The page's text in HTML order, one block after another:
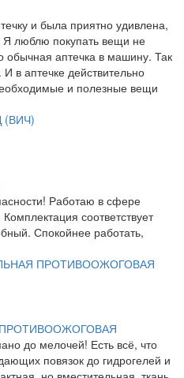
и была приятно удивлена,
люблю покупать вещи не
обычная аптечка в машину. Так
в аптечке действительно
и полезные вещи
(ВИЧ)
Работаю в сфере
соответствует
Спокойнее работать,
ПРОТИВООЖОГОВАЯ
до мелочей! Есть всё, что
повязок до гидрогелей и